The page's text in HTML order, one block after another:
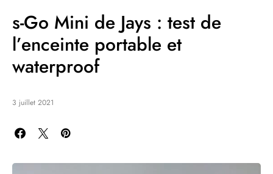
s-Go Mini de Jays : test de
l’enceinte portable et
waterproof
3 juillet 2021